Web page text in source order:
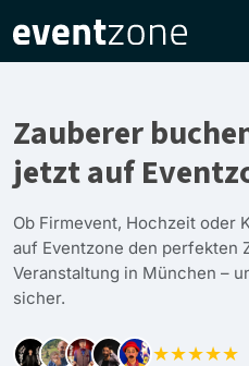
Zauberer
jetzt auf
Ob Firmevent, Hochzeit oder
auf Eventzone den perfekten
Veranstaltung in München –
sicher.
★★★★★